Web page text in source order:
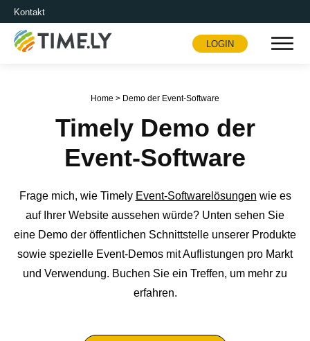
Kontakt
Timely
LOGIN
Home > Demo der Event-Software
Timely Demo der
Event-Software
Frage mich, wie Timely Event-Softwarelösungen wie es
auf Ihrer Website aussehen würde? Unten sehen Sie
eine Demo der öffentlichen Schnittstelle unserer Produkte
sowie spezielle Event-Demos mit Auflistungen pro Markt
und Verwendung. Buchen Sie ein Treffen, um mehr zu
erfahren.